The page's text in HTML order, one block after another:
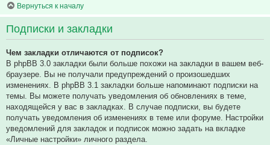
Вернуться к началу
Подписки и закладки
Чем закладки отличаются от подписок?
В phpBB 3.0 закладки были больше похожи на закладки в вашем веб-
браузере. Вы не получали предупреждений о произошедших
изменениях. В phpBB 3.1 закладки больше напоминают подписки на
темы. Вы можете получать уведомления об обновлениях в теме,
находящейся у вас в закладках. В случае подписки, вы будете
получать уведомления об изменениях в теме или форуме. Настройки
уведомлений для закладок и подписок можно задать на вкладке
«Личные настройки» личного раздела.